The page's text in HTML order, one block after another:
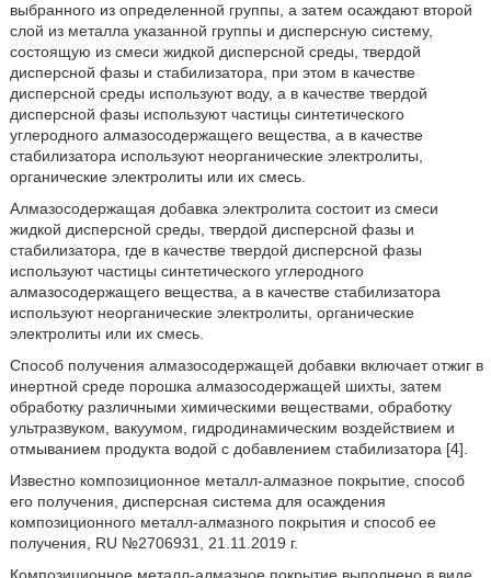
выбранного из определенной группы, а затем осаждают второй
слой из металла указанной группы и дисперсную систему,
состоящую из смеси жидкой дисперсной среды, твердой
дисперсной фазы и стабилизатора, при этом в качестве
дисперсной среды используют воду, а в качестве твердой
дисперсной фазы используют частицы синтетического
углеродного алмазосодержащего вещества, а в качестве
стабилизатора используют неорганические электролиты,
органические электролиты или их смесь.
Алмазосодержащая добавка электролита состоит из смеси
жидкой дисперсной среды, твердой дисперсной фазы и
стабилизатора, где в качестве твердой дисперсной фазы
используют частицы синтетического углеродного
алмазосодержащего вещества, а в качестве стабилизатора
используют неорганические электролиты, органические
электролиты или их смесь.
Способ получения алмазосодержащей добавки включает отжиг в
инертной среде порошка алмазосодержащей шихты, затем
обработку различными химическими веществами, обработку
ультразвуком, вакуумом, гидродинамическим воздействием и
отмыванием продукта водой с добавлением стабилизатора [4].
Известно композиционное металл-алмазное покрытие, способ
его получения, дисперсная система для осаждения
композиционного металл-алмазного покрытия и способ ее
получения, RU №2706931, 21.11.2019 г.